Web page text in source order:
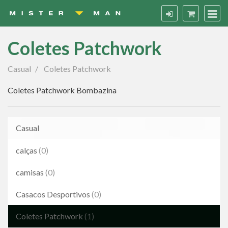
Coletes Patchwork
Coletes
Patchwork
Casual Coletes Patchwork
Coletes Patchwork Bombazina
Casual
calças (0)
camisas (0)
Casacos Desportivos (0)
Coletes Patchwork (1)